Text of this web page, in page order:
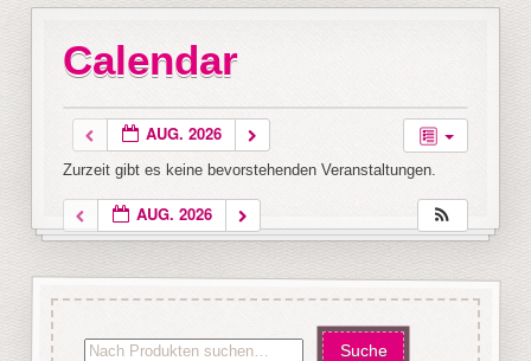
Calendar
AUG. 2026
Zurzeit gibt es keine bevorstehenden Veranstaltungen.
AUG. 2026